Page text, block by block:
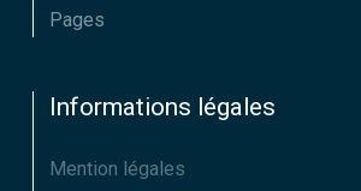
Pages
Informations légales
Mention légales